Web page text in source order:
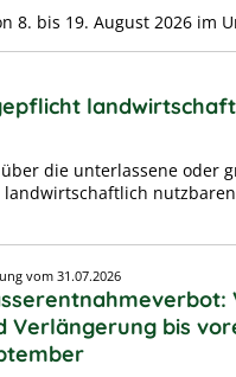
8. bis 19. August 2026 im
die unterlassene oder
vom 31.07.2026
Verlängerung bis